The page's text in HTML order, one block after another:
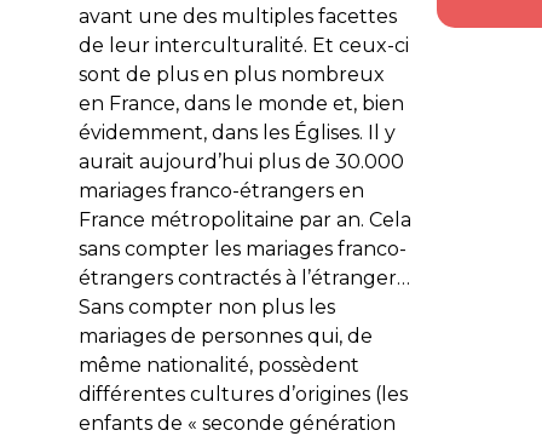
avant une des multiples facettes
de leur interculturalité. Et ceux-ci
sont de plus en plus nombreux
en France, dans le monde et, bien
évidemment, dans les Églises. Il y
aurait aujourd’hui plus de 30.000
mariages franco-étrangers en
France métropolitaine par an. Cela
sans compter les mariages franco-
étrangers contractés à l’étranger…
Sans compter non plus les
mariages de personnes qui, de
même nationalité, possèdent
différentes cultures d’origines (les
enfants de « seconde génération